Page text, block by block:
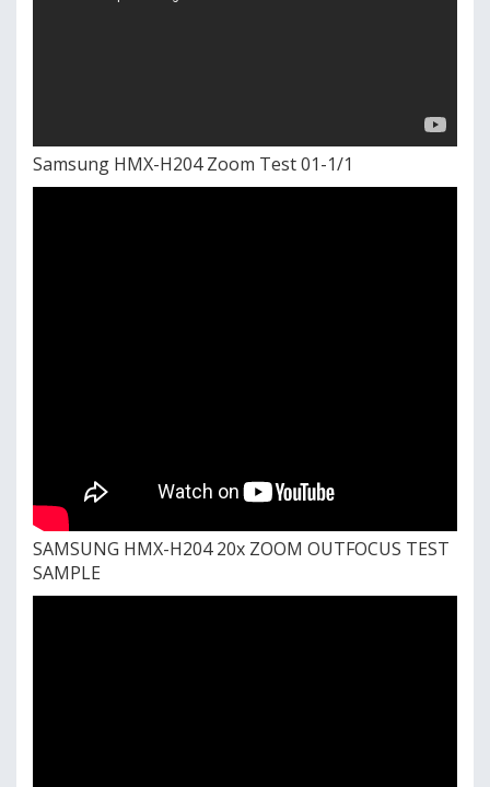
Samsung HMX-H204 Zoom Test 01-1/1
SAMSUNG HMX-H204 20x ZOOM OUTFOCUS TEST
SAMPLE